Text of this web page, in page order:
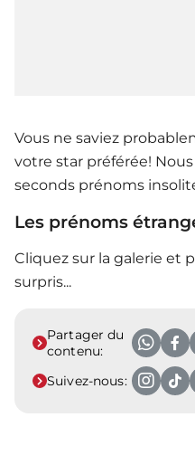
Vous ne saviez
votre star préférée!
seconds prénoms
Les prénoms
Cliquez sur la galerie et
surpris...
Partager du
contenu:
Suivez-nous: